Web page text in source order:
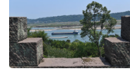
陕西 甘肃
新疆 内蒙古